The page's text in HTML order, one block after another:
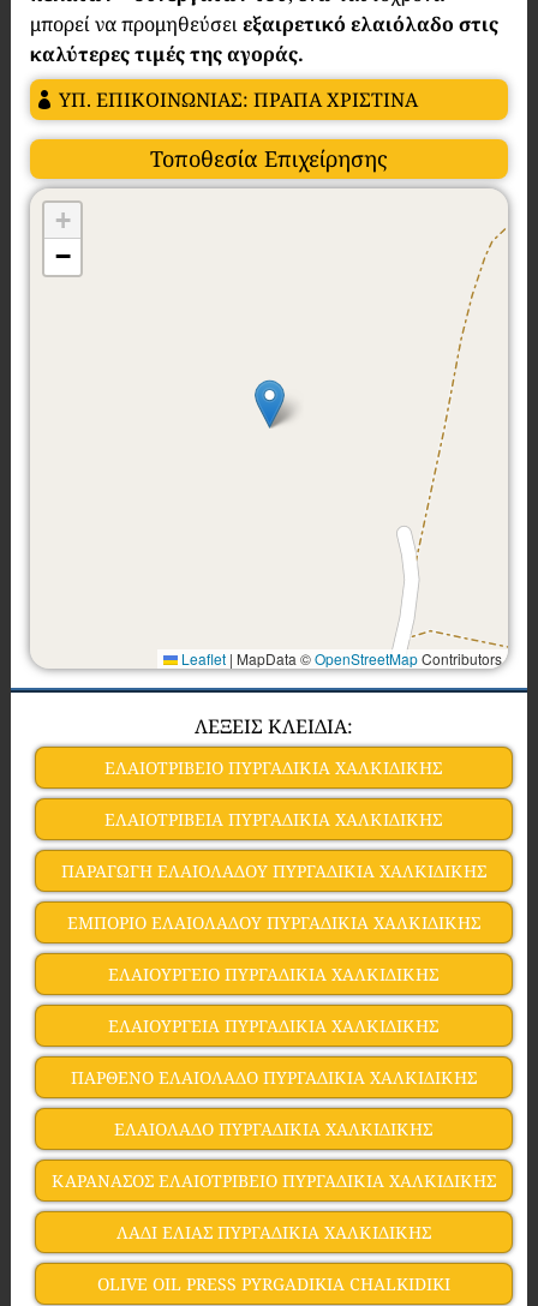
μπορεί να προμηθεύσειεξαιρετικό ελαιόλαδο στις
καλύτερες τιμές της αγοράς.
ΥΠ. ΕΠΙΚΟΙΝΩΝΙΑΣ: ΠΡΑΠΑ ΧΡΙΣΤΙΝΑ
Τοποθεσία Επιχείρησης
+
−
Leaflet | MapData ©OpenStreetMapContributors
ΛΕΞΕΙΣ ΚΛΕΙΔΙΑ:
ΕΛΑΙΟΤΡΙΒΕΙΟ ΠΥΡΓΑΔΙΚΙΑ ΧΑΛΚΙΔΙΚΗΣ
ΕΛΑΙΟΤΡΙΒΕΙΑ ΠΥΡΓΑΔΙΚΙΑ ΧΑΛΚΙΔΙΚΗΣ
ΠΑΡΑΓΩΓΗ ΕΛΑΙΟΛΑΔΟΥ ΠΥΡΓΑΔΙΚΙΑ ΧΑΛΚΙΔΙΚΗΣ
ΕΜΠΟΡΙΟ ΕΛΑΙΟΛΑΔΟΥ ΠΥΡΓΑΔΙΚΙΑ ΧΑΛΚΙΔΙΚΗΣ
ΕΛΑΙΟΥΡΓΕΙΟ ΠΥΡΓΑΔΙΚΙΑ ΧΑΛΚΙΔΙΚΗΣ
ΕΛΑΙΟΥΡΓΕΙΑ ΠΥΡΓΑΔΙΚΙΑ ΧΑΛΚΙΔΙΚΗΣ
ΠΑΡΘΕΝΟ ΕΛΑΙΟΛΑΔΟ ΠΥΡΓΑΔΙΚΙΑ ΧΑΛΚΙΔΙΚΗΣ
ΕΛΑΙΟΛΑΔΟ ΠΥΡΓΑΔΙΚΙΑ ΧΑΛΚΙΔΙΚΗΣ
ΚΑΡΑΝΑΣΟΣ ΕΛΑΙΟΤΡΙΒΕΙΟ ΠΥΡΓΑΔΙΚΙΑ ΧΑΛΚΙΔΙΚΗΣ
ΛΑΔΙ ΕΛΙΑΣ ΠΥΡΓΑΔΙΚΙΑ ΧΑΛΚΙΔΙΚΗΣ
OLIVE OIL PRESS PYRGADIKIA CHALKIDIKI